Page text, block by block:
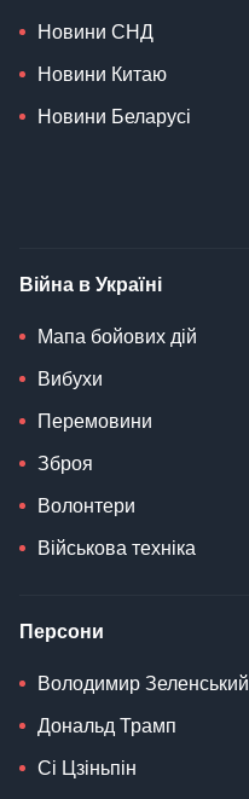
Новини СНД
Новини Китаю
Новини Беларусі
Війна в Україні
Мапа бойових дій
Вибухи
Перемовини
Зброя
Волонтери
Військова техніка
Персони
Володимир Зеленський
Дональд Трамп
Сі Цзіньпін